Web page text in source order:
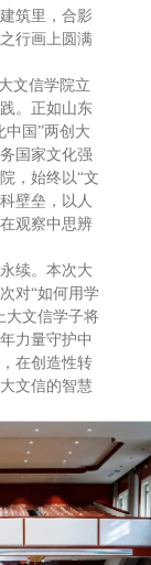
筑里，合影
行画上圆满
文信学院立
。正如山东
中国”两创大
国家文化强
，始终以“文
壁垒，以人
观察中思辨
续。本次大
对“如何用学
大文信学子将
力量守护中
在创造性转
文信的智慧